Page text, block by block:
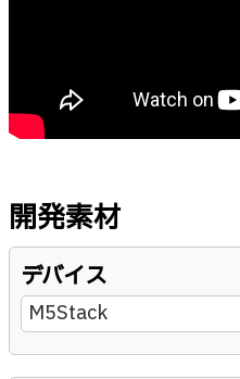
開発素材
デバイス
M5Stack